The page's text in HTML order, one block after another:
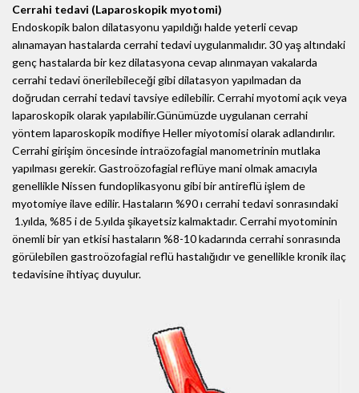
Cerrahi tedavi (Laparoskopik myotomi)
Endoskopik balon dilatasyonu yapıldığı halde yeterli cevap
alınamayan hastalarda cerrahi tedavi uygulanmalıdır. 30 yaş altındaki
genç hastalarda bir kez dilatasyona cevap alınmayan vakalarda
cerrahi tedavi önerilebileceği gibi dilatasyon yapılmadan da
doğrudan cerrahi tedavi tavsiye edilebilir. Cerrahi myotomi açık veya
laparoskopik olarak yapılabilir.Günümüzde uygulanan cerrahi
yöntem laparoskopik modifiye Heller miyotomisi olarak adlandırılır.
Cerrahi girişim öncesinde intraözofagial manometrinin mutlaka
yapılması gerekir. Gastroözofagial reflüye mani olmak amacıyla
genellikle Nissen fundoplikasyonu gibi bir antireflü işlem de
myotomiye ilave edilir. Hastaların %90 ı cerrahi tedavi sonrasındaki
1.yılda, %85 i de 5.yılda şikayetsiz kalmaktadır. Cerrahi myotominin
önemli bir yan etkisi hastaların %8-10 kadarında cerrahi sonrasında
görülebilen gastroözofagial reflü hastalığıdır ve genellikle kronik ilaç
tedavisine ihtiyaç duyulur.